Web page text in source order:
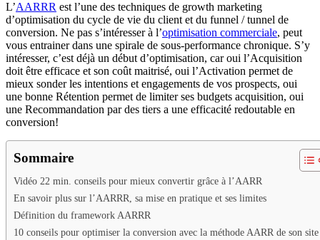
L’AARRR est l’une des techniques de growth marketing
d’optimisation du cycle de vie du client et du funnel / tunnel de
conversion. Ne pas s’intéresser à l’optimisation commerciale, peut
vous entrainer dans une spirale de sous-performance chronique. S’y
intéresser, c’est déjà un début d’optimisation, car oui l’Acquisition
doit être efficace et son coût maitrisé, oui l’Activation permet de
mieux sonder les intentions et engagements de vos prospects, oui
une bonne Rétention permet de limiter ses budgets acquisition, oui
une Recommandation par des tiers a une efficacité redoutable en
conversion!
Sommaire
Vidéo 22 min. conseils pour mieux convertir grâce à l’AARR
En savoir plus sur l’AARRR, sa mise en pratique et ses limites
Définition du framework AARRR
10 conseils pour optimiser la conversion avec la méthode AARR de son site